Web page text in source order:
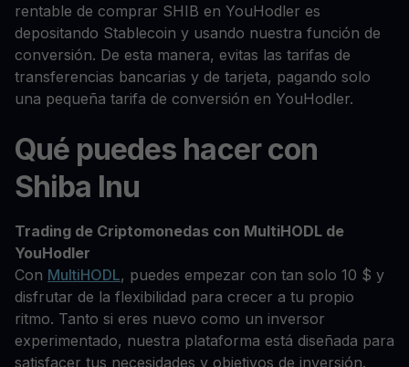
rentable de comprar SHIB en YouHodler es
depositando Stablecoin y usando nuestra función de
conversión. De esta manera, evitas las tarifas de
transferencias bancarias y de tarjeta, pagando solo
una pequeña tarifa de conversión en YouHodler.
Qué puedes hacer con
Shiba Inu
Trading de Criptomonedas con MultiHODL de
YouHodler
Con MultiHODL, puedes empezar con tan solo 10 $ y
disfrutar de la flexibilidad para crecer a tu propio
ritmo. Tanto si eres nuevo como un inversor
experimentado, nuestra plataforma está diseñada para
satisfacer tus necesidades y objetivos de inversión.